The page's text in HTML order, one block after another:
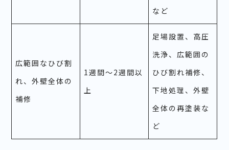
など
広範囲なひび割
れ、外壁全体の
補修
1週間～2週間以
上
足場設置、高圧
洗浄、広範囲の
ひび割れ補修、
下地処理、外壁
全体の再塗装な
ど